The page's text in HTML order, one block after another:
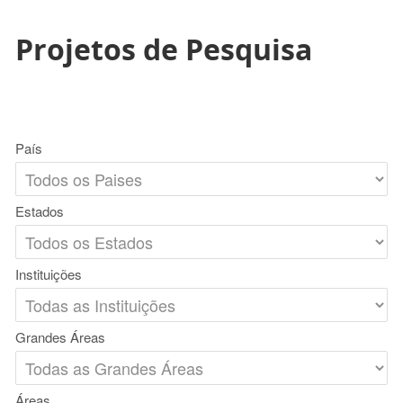
Projetos de Pesquisa
País
Estados
Instituições
Grandes Áreas